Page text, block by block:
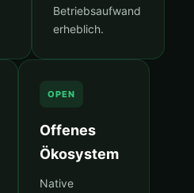
Betriebsaufwand
erheblich.
OPEN
Offenes
Ökosystem
Native